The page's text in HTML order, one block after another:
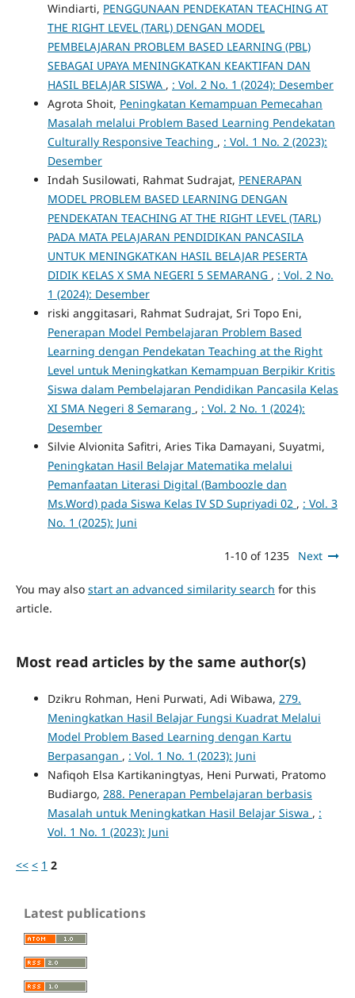
Windiarti, PENGGUNAAN PENDEKATAN TEACHING AT
THE RIGHT LEVEL (TARL) DENGAN MODEL
PEMBELAJARAN PROBLEM BASED LEARNING (PBL)
SEBAGAI UPAYA MENINGKATKAN KEAKTIFAN DAN
HASIL BELAJAR SISWA , : Vol. 2 No. 1 (2024): Desember
Agrota Shoit, Peningkatan Kemampuan Pemecahan
Masalah melalui Problem Based Learning Pendekatan
Culturally Responsive Teaching , : Vol. 1 No. 2 (2023):
Desember
Indah Susilowati, Rahmat Sudrajat, PENERAPAN
MODEL PROBLEM BASED LEARNING DENGAN
PENDEKATAN TEACHING AT THE RIGHT LEVEL (TARL)
PADA MATA PELAJARAN PENDIDIKAN PANCASILA
UNTUK MENINGKATKAN HASIL BELAJAR PESERTA
DIDIK KELAS X SMA NEGERI 5 SEMARANG , : Vol. 2 No.
1 (2024): Desember
riski anggitasari, Rahmat Sudrajat, Sri Topo Eni,
Penerapan Model Pembelajaran Problem Based
Learning dengan Pendekatan Teaching at the Right
Level untuk Meningkatkan Kemampuan Berpikir Kritis
Siswa dalam Pembelajaran Pendidikan Pancasila Kelas
XI SMA Negeri 8 Semarang , : Vol. 2 No. 1 (2024):
Desember
Silvie Alvionita Safitri, Aries Tika Damayani, Suyatmi,
Peningkatan Hasil Belajar Matematika melalui
Pemanfaatan Literasi Digital (Bamboozle dan
Ms.Word) pada Siswa Kelas IV SD Supriyadi 02 , : Vol. 3
No. 1 (2025): Juni
1-10 of 1235 Next
You may also start an advanced similarity search for this
article.
Most read articles by the same author(s)
Dzikru Rohman, Heni Purwati, Adi Wibawa, 279.
Meningkatkan Hasil Belajar Fungsi Kuadrat Melalui
Model Problem Based Learning dengan Kartu
Berpasangan , : Vol. 1 No. 1 (2023): Juni
Nafiqoh Elsa Kartikaningtyas, Heni Purwati, Pratomo
Budiargo, 288. Penerapan Pembelajaran berbasis
Masalah untuk Meningkatkan Hasil Belajar Siswa , :
Vol. 1 No. 1 (2023): Juni
<< < 1 2
Latest publications